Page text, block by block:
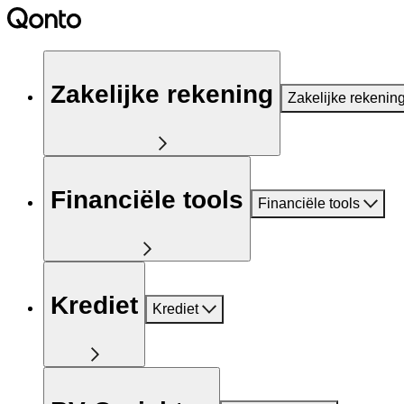
Zakelijke rekening Zakelijke
Financiële tools Financiële tools
Krediet Krediet